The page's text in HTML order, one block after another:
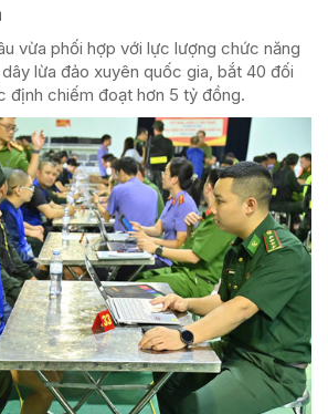
vừa phối hợp với lực lượng chức năng
lừa đảo xuyên quốc gia, bắt 40 đối
định chiếm đoạt hơn 5 tỷ đồng.